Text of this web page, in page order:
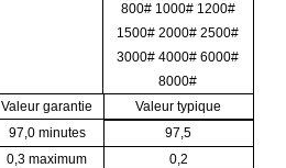
800# 1000# 1200#
1500# 2000# 2500#
3000# 4000# 6000#
8000#
Valeur garantie
Valeur typique
97,0 minutes
97,5
0,3 maximum
0,2